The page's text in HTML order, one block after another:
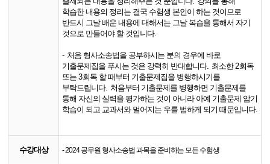
학습한 내용의 정리는 결국 수험생 본인이 하는 것이므로
반드시 그날 배운 내용에 대해서는 그날 복습을 통해서 자기
것으로 만들어야 할 것입니다.
- 처음 형사소송법을 공부하시는 분의 경우에 바로
기출문제집을 푸시는 것은 강력히 반대합니다. 최소한2회독
또는3회독 할 때부터 기출문제집을 병행하시기를
부탁드립니다. 처음부터 기출문제를 병행하면 기출문제를
통해 자신의 실력을 평가하는 것이 아니라 아예 기출문제 암기
학습이 되고 교과서와 멀어지는 우를 범하게 되기 때문입니다.
수강대상 - 2024 공무원 형사소송법 과목을 준비하는 모든 수험생